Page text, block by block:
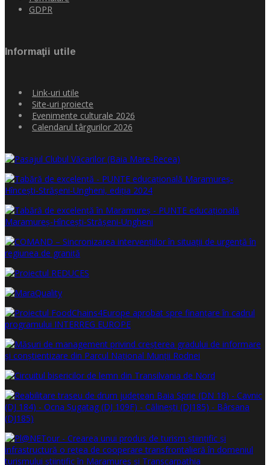
GDPR
Informaţii utile
Link-uri utile
Site-uri proiecte
Evenimente culturale 2026
Calendarul târgurilor 2026